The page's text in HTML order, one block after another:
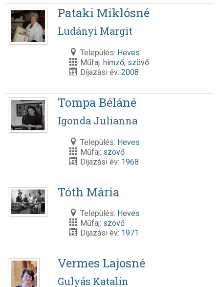
Pataki Miklósné
Ludányi Margit
Település: Heves
Műfaj: hímző, szövő
Díjazási év: 2008
Tompa Béláné
Igonda Julianna
Település: Heves
Műfaj: szövő
Díjazási év: 1968
Tóth Mária
Település: Heves
Műfaj: szövő
Díjazási év: 1971
Vermes Lajosné
Gulyás Katalin